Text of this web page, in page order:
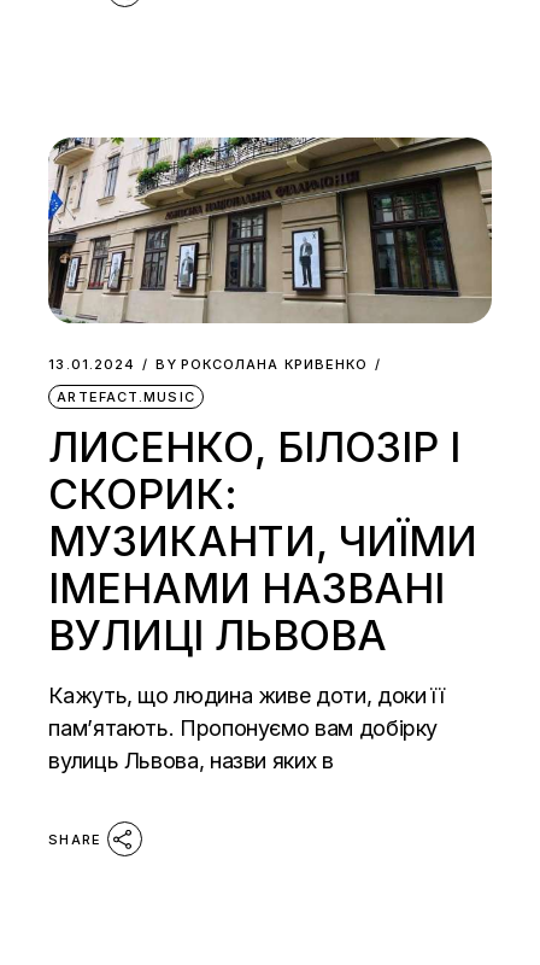
13.01.2024 BY РОКСОЛАНА КРИВЕНКО
ARTEFACT.MUSIC
ЛИСЕНКО, БІЛОЗІР І
СКОРИК:
МУЗИКАНТИ, ЧИЇМИ
ІМЕНАМИ НАЗВАНІ
ВУЛИЦІ ЛЬВОВА
Кажуть, що людина живе доти, доки її
пам’ятають. Пропонуємо вам добірку
вулиць Львова, назви яких в
SHARE